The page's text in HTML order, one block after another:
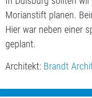
Morianstift planen.
Hier war neben einer
geplant.
Architekt: Brandt